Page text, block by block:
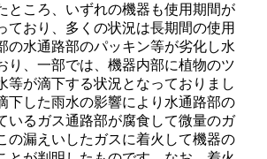
ところ、いずれの機器も使用期間が
ており、多くの状況は長期間の使用
の水通路部のパッキン等が劣化し水
り、一部では、機器内部に植物のツ
等が滴下する状況となっておりまし
下した雨水の影響により水通路部の
いるガス通路部が腐食して微量のガ
の漏えいしたガスに着火して機器の